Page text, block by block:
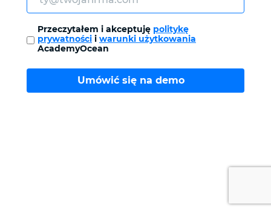
Przeczytałem i akceptuję politykę
prywatności i warunki użytkowania
AcademyOcean
Umówić się na demo